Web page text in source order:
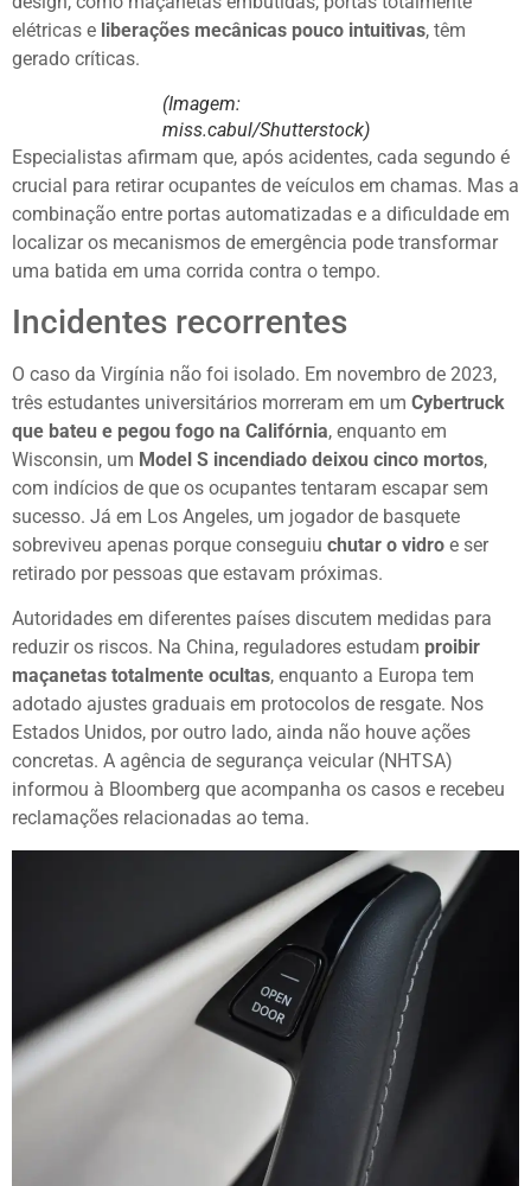
elétricas e liberações mecânicas pouco intuitivas, têm
gerado críticas.
(Imagem:
miss.cabul/Shutterstock)
Especialistas afirmam que, após acidentes, cada segundo é
crucial para retirar ocupantes de veículos em chamas. Mas a
combinação entre portas automatizadas e a dificuldade em
localizar os mecanismos de emergência pode transformar
uma batida em uma corrida contra o tempo.
Incidentes recorrentes
O caso da Virgínia não foi isolado. Em novembro de 2023,
três estudantes universitários morreram em um Cybertruck
que bateu e pegou fogo na Califórnia, enquanto em
Wisconsin, um Model S incendiado deixou cinco mortos,
com indícios de que os ocupantes tentaram escapar sem
sucesso. Já em Los Angeles, um jogador de basquete
sobreviveu apenas porque conseguiu chutar o vidro e ser
retirado por pessoas que estavam próximas.
Autoridades em diferentes países discutem medidas para
reduzir os riscos. Na China, reguladores estudam proibir
maçanetas totalmente ocultas, enquanto a Europa tem
adotado ajustes graduais em protocolos de resgate. Nos
Estados Unidos, por outro lado, ainda não houve ações
concretas. A agência de segurança veicular (NHTSA)
informou à Bloomberg que acompanha os casos e recebeu
reclamações relacionadas ao tema.